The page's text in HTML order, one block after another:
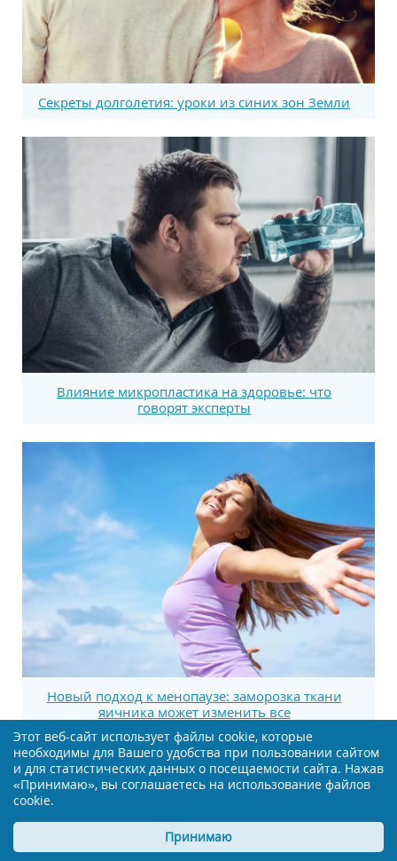
Секреты долголетия: уроки из синих зон Земли
Влияние микропластика на здоровье: что
говорят эксперты
Новый подход к менопаузе: заморозка ткани
яичника может изменить все
Этот веб-сайт использует файлы cookie, которые
необходимы для Вашего удобства при пользовании сайтом
и для статистических данных о посещаемости сайта. Нажав
«Принимаю», вы соглашаетесь на использование файлов
cookie.
Принимаю